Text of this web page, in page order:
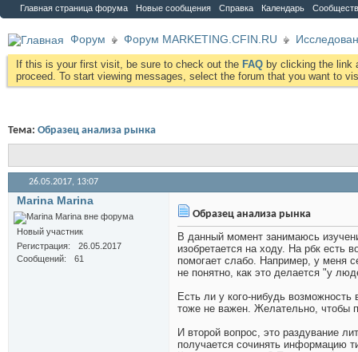
Главная страница форума Новые сообщения Справка Календарь
Форум Форум MARKETING.CFIN.RU
If this is your first visit, be sure to check out the FAQ by clicking the link
proceed. To start viewing messages, select the forum that you want to
Тема: Образец анализа рынка
26.05.2017, 13:07
Marina Marina
Новый участник
Регистрация
26.05.2017
Сообщений
61
Образец анализа рынка
В данный момент занимаюсь
изобретается на ходу. На рбк есть
помогает слабо. Например, у меня
не понятно, как это делается "у
Есть ли у кого-нибудь
тоже не важен. Желательно, чтобы
И второй вопрос, это раздувание
получается сочинять информацию